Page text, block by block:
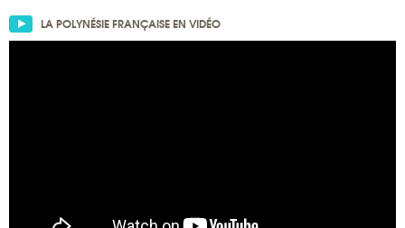
LA POLYNÉSIE FRANÇAISE EN VIDÉO